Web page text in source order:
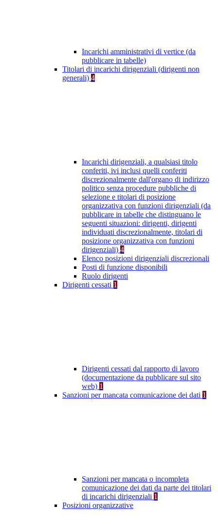
Incarichi amministrativi di vertice (da
pubblicare in tabelle)
Titolari di incarichi dirigenziali (dirigenti non
generali) 4
Incarichi dirigenziali, a qualsiasi titolo
conferiti, ivi inclusi quelli conferiti
discrezionalmente dall'organo di indirizzo
politico senza procedure pubbliche di
selezione e titolari di posizione
organizzativa con funzioni dirigenziali (da
pubblicare in tabelle che distinguano le
seguenti situazioni: dirigenti, dirigenti
individuati discrezionalmente, titolari di
posizione organizzativa con funzioni
dirigenziali) 4
Elenco posizioni dirigenziali discrezionali
Posti di funzione disponibili
Ruolo dirigenti
Dirigenti cessati 1
Dirigenti cessati dal rapporto di lavoro
(documentazione da pubblicare sul sito
web) 1
Sanzioni per mancata comunicazione dei dati 1
Sanzioni per mancata o incompleta
comunicazione dei dati da parte dei titolari
di incarichi dirigenziali 1
Posizioni organizzative